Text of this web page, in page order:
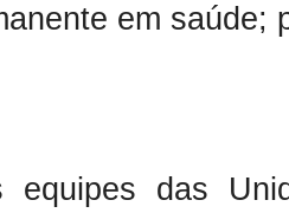
em saúde;
equipes das